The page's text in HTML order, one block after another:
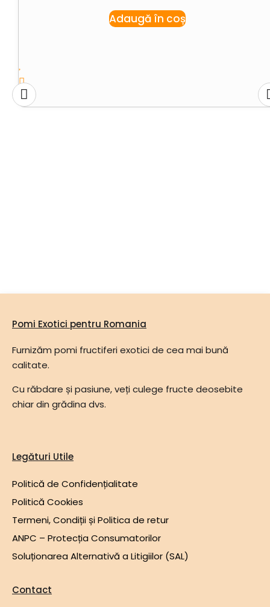
Adaugă în coș
Pomi Exotici pentru Romania
Furnizăm pomi fructiferi exotici de cea mai bună
calitate.
Cu răbdare și pasiune, veți culege fructe deosebite
chiar din grădina dvs.
Legături Utile
Politică de Confidențialitate
Politică Cookies
Termeni, Condiții și Politica de retur
ANPC – Protecția Consumatorilor
Soluționarea Alternativă a Litigiilor (SAL)
Contact